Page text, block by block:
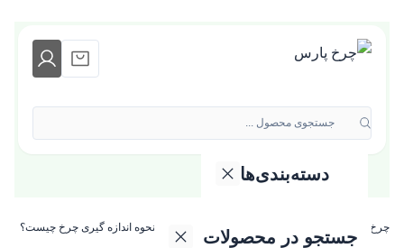
جستجوی محصول ...
جستجو در محصولات
دسته بندی محصولات
دسته‌بندی‌ها
گروه کالاییچرخ پارس آموزش و نگهداری نحوه اندازه گیری چرخ چیست؟